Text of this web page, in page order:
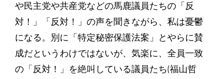
や民主党や共産党などの馬鹿議員たちの「反
対！」「反対！」の声を聞きながら、私は憂鬱
になる。別に「特定秘密保護法案」とやらに賛
成だというわけではないが、気楽に、全員一致
の「反対！」を絶叫している議員たち(福山哲